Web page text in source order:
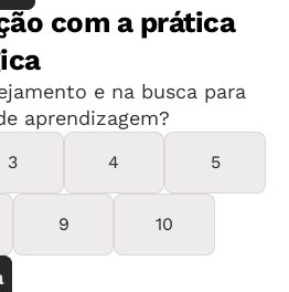
acento agudo e circunflexo em
para seu emprego.
do alfabeto/Acentuação
com foco em análise linguística e